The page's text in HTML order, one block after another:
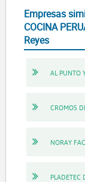
Empresas
COCINA
Reyes
AL PUNTO
CROMOS
NORAY
PLADETEC